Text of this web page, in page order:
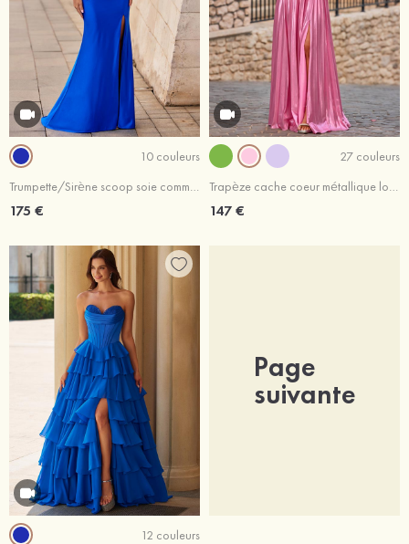
10 couleurs
Trumpette/Sirène scoop soie comme du satin traîne balayage robe de bal avec appliqué perles
175 €
27 couleurs
Trapèze cache coeur métallique longueur ras du sol robe de bal
147 €
12 couleurs
Page
suivante